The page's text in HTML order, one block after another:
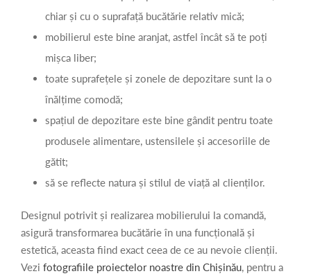
chiar și cu o suprafață bucătărie relativ mică;
mobilierul este bine aranjat, astfel încât să te poți
mișca liber;
toate suprafețele și zonele de depozitare sunt la o
înălțime comodă;
spațiul de depozitare este bine gândit pentru toate
produsele alimentare, ustensilele și accesoriile de
gătit;
să se reflecte natura și stilul de viață al clienților.
Designul potrivit și realizarea mobilierului la comandă,
asigură transformarea bucătărie în una funcțională și
estetică, aceasta fiind exact ceea de ce au nevoie clienții.
Vezi fotografiile proiectelor noastre din Chișinău, pentru a